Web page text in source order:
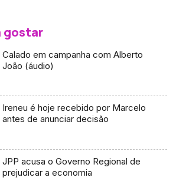
gostar
Calado em campanha com Alberto
João (áudio)
Ireneu é hoje recebido por Marcelo
antes de anunciar decisão
JPP acusa o Governo Regional de
prejudicar a economia